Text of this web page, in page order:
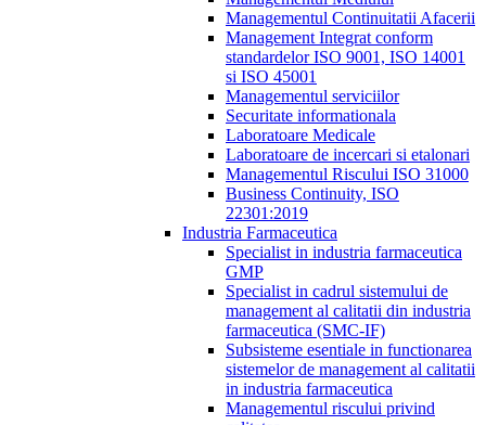
Managementul Continuitatii Afacerii
Management Integrat conform
standardelor ISO 9001, ISO 14001
si ISO 45001
Managementul serviciilor
Securitate informationala
Laboratoare Medicale
Laboratoare de incercari si etalonari
Managementul Riscului ISO 31000
Business Continuity, ISO
22301:2019
Industria Farmaceutica
Specialist in industria farmaceutica
GMP
Specialist in cadrul sistemului de
management al calitatii din industria
farmaceutica (SMC-IF)
Subsisteme esentiale in functionarea
sistemelor de management al calitatii
in industria farmaceutica
Managementul riscului privind